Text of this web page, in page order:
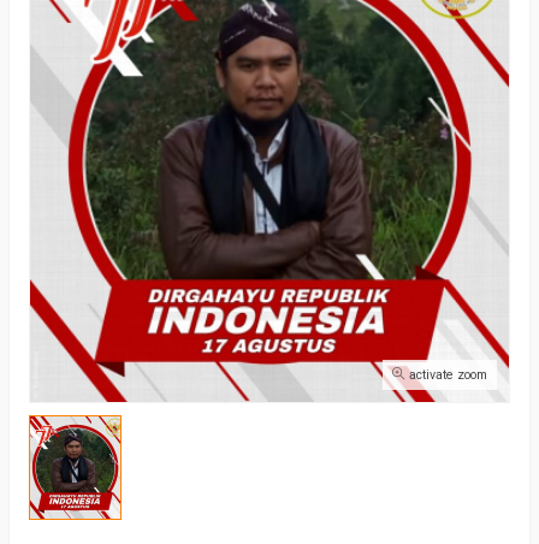
activate zoom